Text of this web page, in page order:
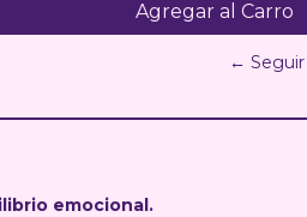
←
emocional.